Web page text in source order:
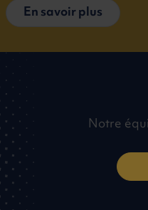
En savoir plus
Notre